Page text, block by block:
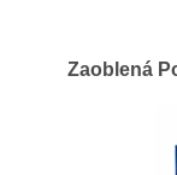
Zaoblená